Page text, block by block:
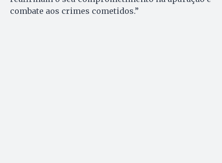
combate aos crimes cometidos.”